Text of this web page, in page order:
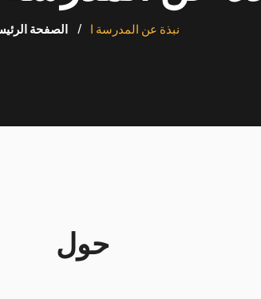
الصفحة نبذة عن المدرسة ا
حول